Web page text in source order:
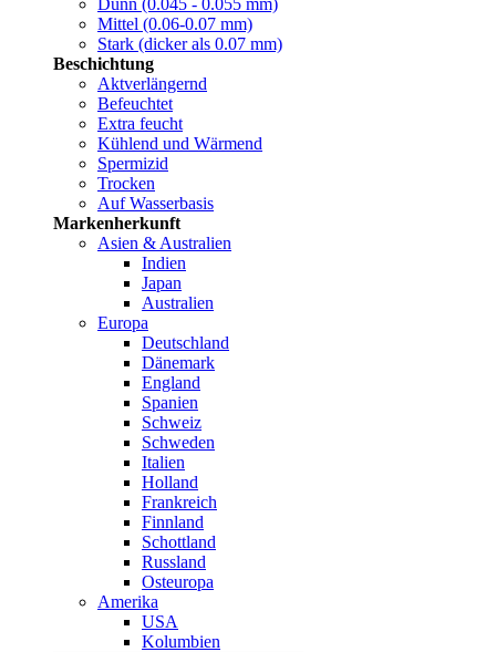
Dünn (0.045 - 0.055 mm)
Mittel (0.06-0.07 mm)
Stark (dicker als 0.07 mm)
Beschichtung
Aktverlängernd
Befeuchtet
Extra feucht
Kühlend und Wärmend
Spermizid
Trocken
Auf Wasserbasis
Markenherkunft
Asien & Australien
Indien
Japan
Australien
Europa
Deutschland
Dänemark
England
Spanien
Schweiz
Schweden
Italien
Holland
Frankreich
Finnland
Schottland
Russland
Osteuropa
Amerika
USA
Kolumbien